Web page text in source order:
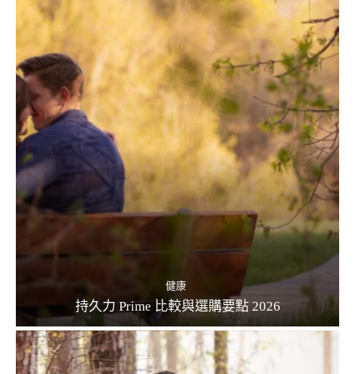
健康
持久力 Prime 比較與選購要點 2026